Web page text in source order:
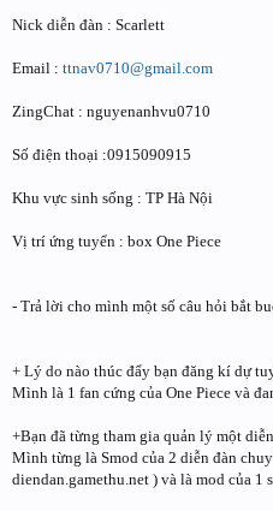
Nick diễn đàn : Scarlett
Email : ttnav0710@gmail.com
ZingChat : nguyenanhvu0710
Số điện thoại :0915090915
Khu vực sinh sống : TP Hà Nội
Vị trí ứng tuyển : box One Piece
- Trả lời cho mình một số câu hỏi bắt
+ Lý do nào thúc đẩy bạn đăng kí dự
Mình là 1 fan cứng của One Piece và
+Bạn đã từng tham gia quản lý một
Mình từng là Smod của 2 diễn đàn
diendan.gamethu.net ) và là mod của 1